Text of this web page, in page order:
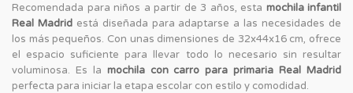
Recomendada para niños a partir de 3 años, esta mochila infantil
Real Madridestá diseñada para adaptarse a las necesidades de
los más pequeños. Con unas dimensiones de 32x44x16 cm, ofrece
el espacio suficiente para llevar todo lo necesario sin resultar
voluminosa. Es la mochila con carro para primaria Real Madrid
perfecta para iniciar la etapa escolar con estilo y comodidad.